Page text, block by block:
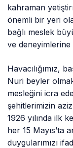
Havacılığımız,
Nuri beyler
mesleğini icra
1926 yılında ilk
her 15 Mayıs’ta
duygularımızı
unutulmayacak
kabirleri
Şehadetleri ile